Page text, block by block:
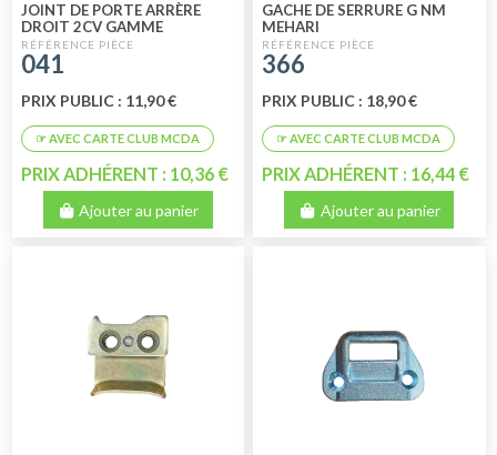
JOINT DE PORTE ARRÈRE
DROIT 2CV GAMME
ECONOMIQUE
041
PRIX PUBLIC : 11,90 €
PRIX ADHÉRENT : 10,36 €
Ajouter au panier
GACHE DE SERRURE G NM
MEHARI
366
PRIX PUBLIC : 18,90 €
PRIX ADHÉRENT : 16,44 €
Ajouter au panier